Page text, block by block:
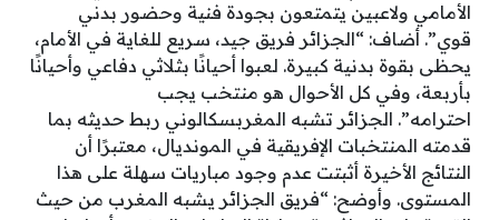
الأمامي ولاعبين يتمتعون بجودة فنية وحضور بدني
قوي”. أضاف: “الجزائر فريق جيد، سريع للغاية في الأمام،
يحظى بقوة بدنية كبيرة. لعبوا أحيانًا بثلاثي دفاعي وأحيانًا
بأربعة، وفي كل الأحوال هو منتخب يجب
احترامه”. الجزائر تشبه المغربسكالوني ربط حديثه بما
قدمته المنتخبات الإفريقية في المونديال، معتبرًا أن
النتائج الأخيرة أثبتت عدم وجود مباريات سهلة على هذا
المستوى. وأوضح: “فريق الجزائر يشبه المغرب من حيث